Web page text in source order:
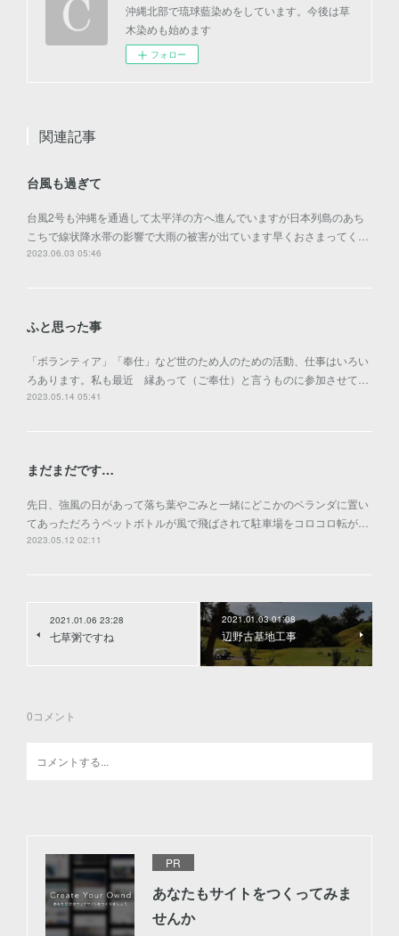
沖縄北部で琉球藍染めをしています。今後は草
木染めも始めます
フォロー
関連記事
台風も過ぎて
台風2号も沖縄を通過して太平洋の方へ進んでいますが日本列島のあち
こちで線状降水帯の影響で大雨の被害が出ています早くおさまってく…
2023.06.03 05:46
ふと思った事
「ボランティア」「奉仕」など世のため人のための活動、仕事はいろい
ろあります。私も最近 縁あって（ご奉仕）と言うものに参加させて…
2023.05.14 05:41
まだまだです…
先日、強風の日があって落ち葉やごみと一緒にどこかのベランダに置い
てあっただろうペットボトルが風で飛ばされて駐車場をコロコロ転が…
2023.05.12 02:11
2021.01.06 23:28
七草粥ですね
2021.01.03 01:08
辺野古基地工事
0コメント
PR
あなたもサイトをつくってみま
せんか